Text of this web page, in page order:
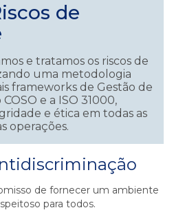
de
e tratamos os riscos de
uma metodologia
frameworks de Gestão de
COSO e a ISO 31000,
e ética em todas as
operações.
de fornecer um ambiente
para todos.